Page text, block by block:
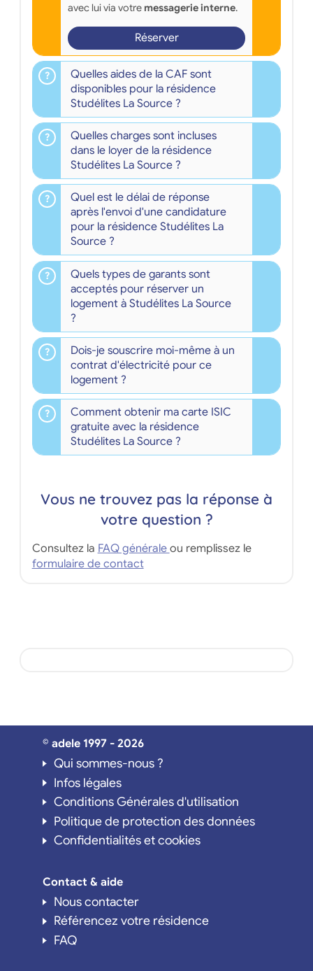
avec lui via votre messagerie interne.
Réserver
Quelles aides de la CAF sont
disponibles pour la résidence
Studélites La Source ?
Quelles charges sont incluses
dans le loyer de la résidence
Studélites La Source ?
Quel est le délai de réponse
après l'envoi d'une candidature
pour la résidence Studélites La
Source ?
Quels types de garants sont
acceptés pour réserver un
logement à Studélites La Source
?
Dois-je souscrire moi-même à un
contrat d'électricité pour ce
logement ?
Comment obtenir ma carte ISIC
gratuite avec la résidence
Studélites La Source ?
Vous ne trouvez pas la réponse à
votre question ?
Consultez la FAQ générale ou remplissez le
formulaire de contact
© adele 1997 - 2026
Qui sommes-nous ?
Infos légales
Conditions Générales d'utilisation
Politique de protection des données
Confidentialités et cookies
Contact & aide
Nous contacter
Référencez votre résidence
FAQ